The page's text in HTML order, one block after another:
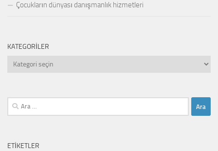
Çocukların dünyası danışmanlık hizmetleri
KATEGORILER
Kategoriler
Arama:
ETIKETLER